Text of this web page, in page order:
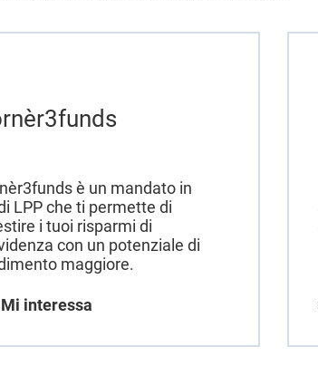
è un mandato in
LPP che ti permette di
i tuoi risparmi di
con un potenziale di
maggiore.
Mi interessa